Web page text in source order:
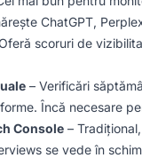
ChatGPT,
scoruri de
– Verificări
Încă necesare
Console –
se vede în